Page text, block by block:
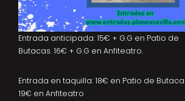
Entrada anticipada: 15€ + G.G en Patio de
Butacas. 16€ + G.G en Anfiteatro.
Entrada en taquilla: 18€ en Patio de
19€ en Anfiteatro